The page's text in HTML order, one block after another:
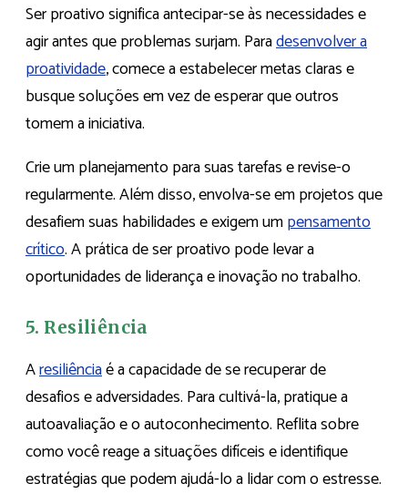
Ser proativo significa antecipar-se às necessidades e
agir antes que problemas surjam. Paradesenvolver a
proatividade, comece a estabelecer metas claras e
busque soluções em vez de esperar que outros
tomem a iniciativa.
Crie um planejamento para suas tarefas e revise-o
regularmente. Além disso, envolva-se em projetos que
desafiem suas habilidades e exigem umpensamento
crítico. A prática de ser proativo pode levar a
oportunidades de liderança e inovação no trabalho.
5. Resiliência
Aresiliênciaé a capacidade de se recuperar de
desafios e adversidades. Para cultivá-la, pratique a
autoavaliação e o autoconhecimento. Reflita sobre
como você reage a situações difíceis e identifique
estratégias que podem ajudá-lo a lidar com o estresse.